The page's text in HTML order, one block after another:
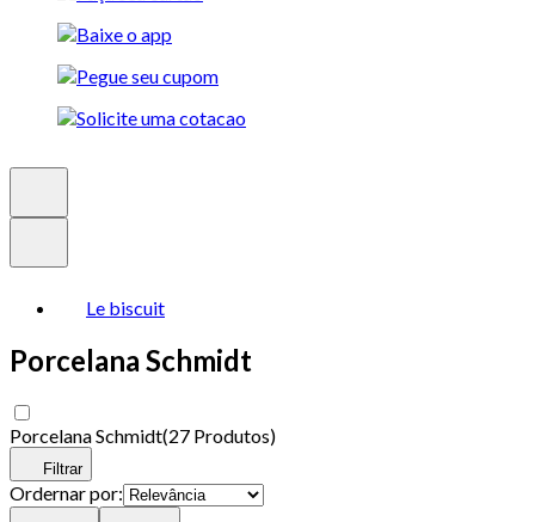
Le biscuit
Porcelana Schmidt
Porcelana Schmidt(27 Produtos)
Filtrar
Ordernar por: